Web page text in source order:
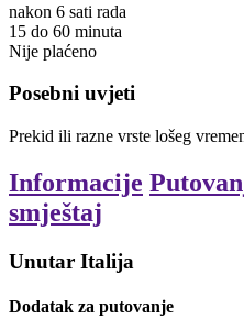
nakon 6 sati rada
15 do 60 minuta
Nije plaćeno
Posebni uvjeti
Prekid ili razne vrste lošeg
Informacije
smještaj
Unutar Italija
Dodatak za putovanje